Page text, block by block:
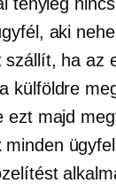
aki
szállít, ha az
külföldre
ezt majd